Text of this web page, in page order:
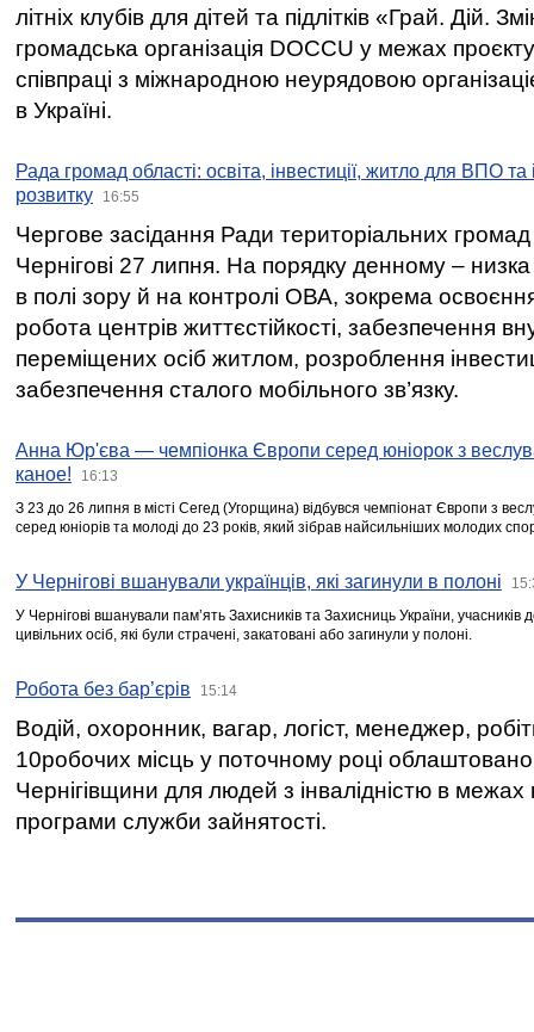
літніх клубів для дітей та підлітків «Грай. Дій.
громадська організація DOCCU у межах
співпраці з міжнародною неурядовою
в Україні.
Рада громад області: освіта, інвестиції, житло для ВПО
розвитку
16:55
Чергове засідання Ради територіальних громад
Чернігові 27 липня. На порядку денному –
в полі зору й на контролі ОВА, зокрема освоєння
робота центрів життєстійкості, забезпечення
переміщених осіб житлом, розроблення
забезпечення сталого мобільного зв’язку.
Анна Юр'єва — чемпіонка Європи серед юніорок з
каное!
16:13
З 23 до 26 липня в місті Сегед (Угорщина) відбувся чемпіонат Європи з
серед юніорів та молоді до 23 років, який зібрав найсильніших молодих
У Чернігові вшанували українців, які загинули в полоні
У Чернігові вшанували пам’ять Захисників та Захисниць України,
цивільних осіб, які були страчені, закатовані або загинули у полоні.
Робота без бар’єрів 15:14
Водій, охоронник, вагар, логіст, менеджер,
10робочих місць у поточному році
Чернігівщини для людей з інвалідністю в межах
програми служби зайнятості.